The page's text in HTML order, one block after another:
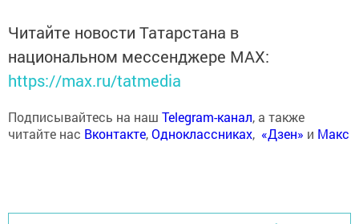
Читайте новости Татарстана в
национальном мессенджере MАХ:
https://max.ru/tatmedia
Подписывайтесь на наш Telegram-канал, а также
читайте нас Вконтакте,Одноклассниках, «Дзен» и Макс